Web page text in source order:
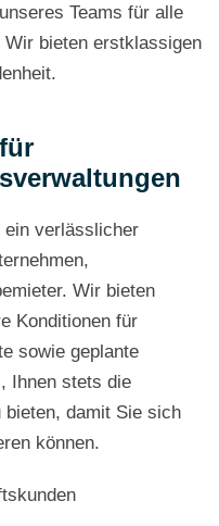
Teams für alle
bieten erstklassigen
ein verlässlicher
Wir bieten
Konditionen für
sowie geplante
Ihnen stets die
damit Sie sich
können.